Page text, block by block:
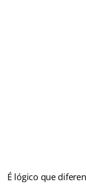
É lógico que